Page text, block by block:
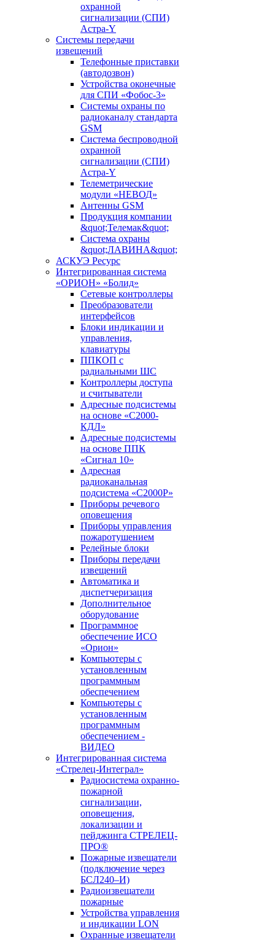
охранной
сигнализации (СПИ)
Астра-Y
Системы передачи
извещений
Телефонные приставки
(автодозвон)
Устройства оконечные
для СПИ «Фобос-3»
Системы охраны по
радиоканалу стандарта
GSM
Система беспроводной
охранной
сигнализации (СПИ)
Астра-Y
Телеметрические
модули «НЕВОД»
Антенны GSM
Продукция компании
&quot;Телемак&quot;
Система охраны
&quot;ЛАВИНА&quot;
АСКУЭ Ресурс
Интегрированная система
«ОРИОН» «Болид»
Сетевые контроллеры
Преобразователи
интерфейсов
Блоки индикации и
управления,
клавиатуры
ППКОП с
радиальными ШС
Контроллеры доступа
и считыватели
Адресные подсистемы
на основе «С2000-
КДЛ»
Адресные подсистемы
на основе ППК
«Сигнал 10»
Адресная
радиоканальная
подсистема «С2000Р»
Приборы речевого
оповещения
Приборы управления
пожаротушением
Релейные блоки
Приборы передачи
извещений
Автоматика и
диспетчеризация
Дополнительное
оборудование
Программное
обеспечение ИСО
«Орион»
Компьютеры с
установленным
программным
обеспечением
Компьютеры с
установленным
программным
обеспечением -
ВИДЕО
Интегрированная система
«Стрелец-Интеграл»
Радиосистема охранно-
пожарной
сигнализации,
оповещения,
локализации и
пейджинга СТРЕЛЕЦ-
ПРО®
Пожарные извещатели
(подключение через
БСЛ240–И)
Радиоизвещатели
пожарные
Устройства управления
и индикации LON
Охранные извещатели